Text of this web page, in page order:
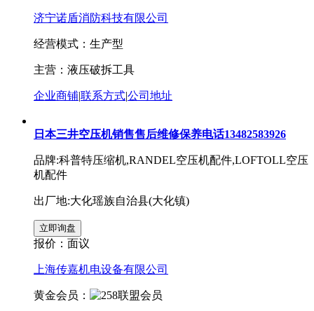
济宁诺盾消防科技有限公司
经营模式：生产型
主营：液压破拆工具
企业商铺|联系方式|公司地址
日本三井空压机销售售后维修保养电话13482583926
品牌:科普特压缩机,RANDEL空压机配件,LOFTOLL空压
机配件
出厂地:大化瑶族自治县(大化镇)
报价： 面议
上海传嘉机电设备有限公司
黄金会员：